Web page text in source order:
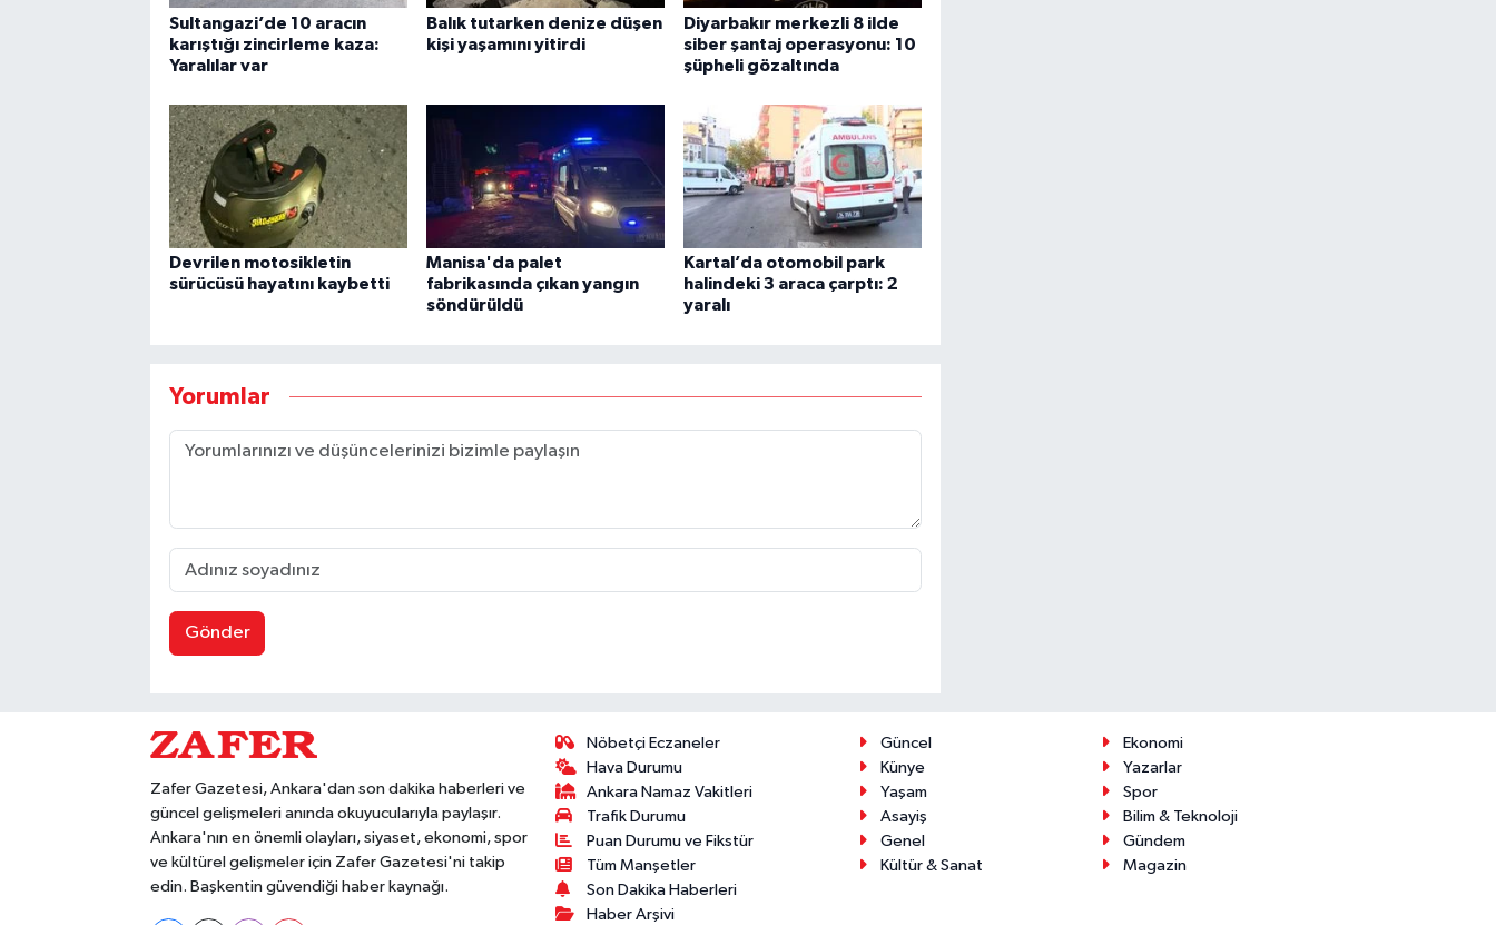
Sultangazi’de 10 aracın
karıştığı zincirleme kaza:
Yaralılar var
Balık tutarken denize düşen
kişi yaşamını yitirdi
Diyarbakır merkezli 8 ilde
siber şantaj operasyonu: 10
şüpheli gözaltında
Devrilen motosikletin
sürücüsü hayatını kaybetti
Manisa'da palet
fabrikasında çıkan yangın
söndürüldü
Kartal’da otomobil park
halindeki 3 araca çarptı: 2
yaralı
Yorumlar
Gönder
Zafer Gazetesi, Ankara'dan son dakika haberleri ve
güncel gelişmeleri anında okuyucularıyla paylaşır.
Ankara'nın en önemli olayları, siyaset, ekonomi, spor
ve kültürel gelişmeler için Zafer Gazetesi'ni takip
edin. Başkentin güvendiği haber kaynağı.
Nöbetçi Eczaneler
Hava Durumu
Ankara Namaz Vakitleri
Trafik Durumu
Puan Durumu ve Fikstür
Tüm Manşetler
Son Dakika Haberleri
Haber Arşivi
Güncel
Ekonomi
Künye
Yazarlar
Yaşam
Spor
Asayiş
Bilim & Teknoloji
Genel
Gündem
Kültür & Sanat
Magazin